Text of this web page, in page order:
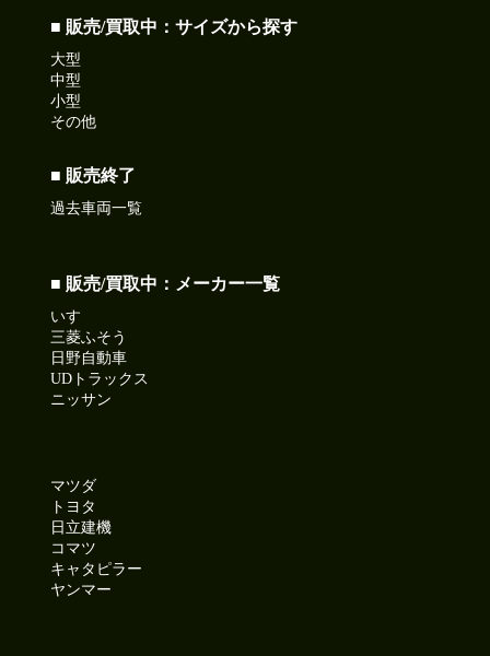
●本日ご紹介車両●
フ 積載13.4t アオリ5方開 後輪エアサス
☎0120-93-8833 営業担当:眞籠
「HP見て」とお伝えいただけるとスムーズです❗
2026-07-10
本日は納豆の日!ねばねば食べて暑さを乗り切ろう!
今日も元気に頑張りましょう!
【商品番号:14282】ローダーダンプ H27 デュトロ 花見台製
積載3.75t ワイドボディ コボレーン付
☎0120-98-1457 営業担当:中島
「HP見て」とお伝えい+ただけるとスムーズです❗
2026-07-09
●本日ご紹介車両●
【商品番号:14379】バス H10 エアロミディ 26人乗り 自動折
れ戸ドア モケットシート リクライニング
☎0120-93-8833 営業担当:児玉
「HP見て」とお伝えいただけるとスムーズです❗
■ 販売/買取中：サイズから探す
大型
中型
小型
その他
■ 販売終了
過去車両一覧
■ 販売/買取中：メーカー一覧
いすゞ
三菱ふそう
日野自動車
UDトラックス
ニッサン
マツダ
トヨタ
日立建機
コマツ
キャタピラー
ヤンマー